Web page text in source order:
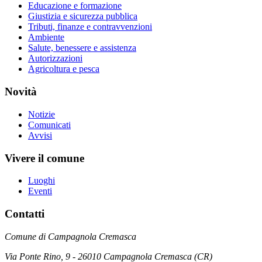
Educazione e formazione
Giustizia e sicurezza pubblica
Tributi, finanze e contravvenzioni
Ambiente
Salute, benessere e assistenza
Autorizzazioni
Agricoltura e pesca
Novità
Notizie
Comunicati
Avvisi
Vivere il comune
Luoghi
Eventi
Contatti
Comune di Campagnola Cremasca
Via Ponte Rino, 9 - 26010 Campagnola Cremasca (CR)